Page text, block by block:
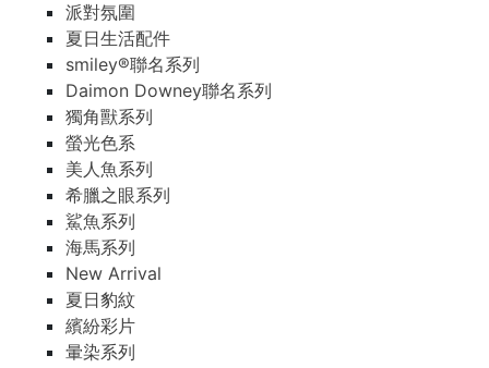
派對氛圍
夏日生活配件
smiley®聯名系列
Daimon Downey聯名系列
獨角獸系列
螢光色系
美人魚系列
希臘之眼系列
鯊魚系列
海馬系列
New Arrival
夏日豹紋
繽紛彩片
暈染系列